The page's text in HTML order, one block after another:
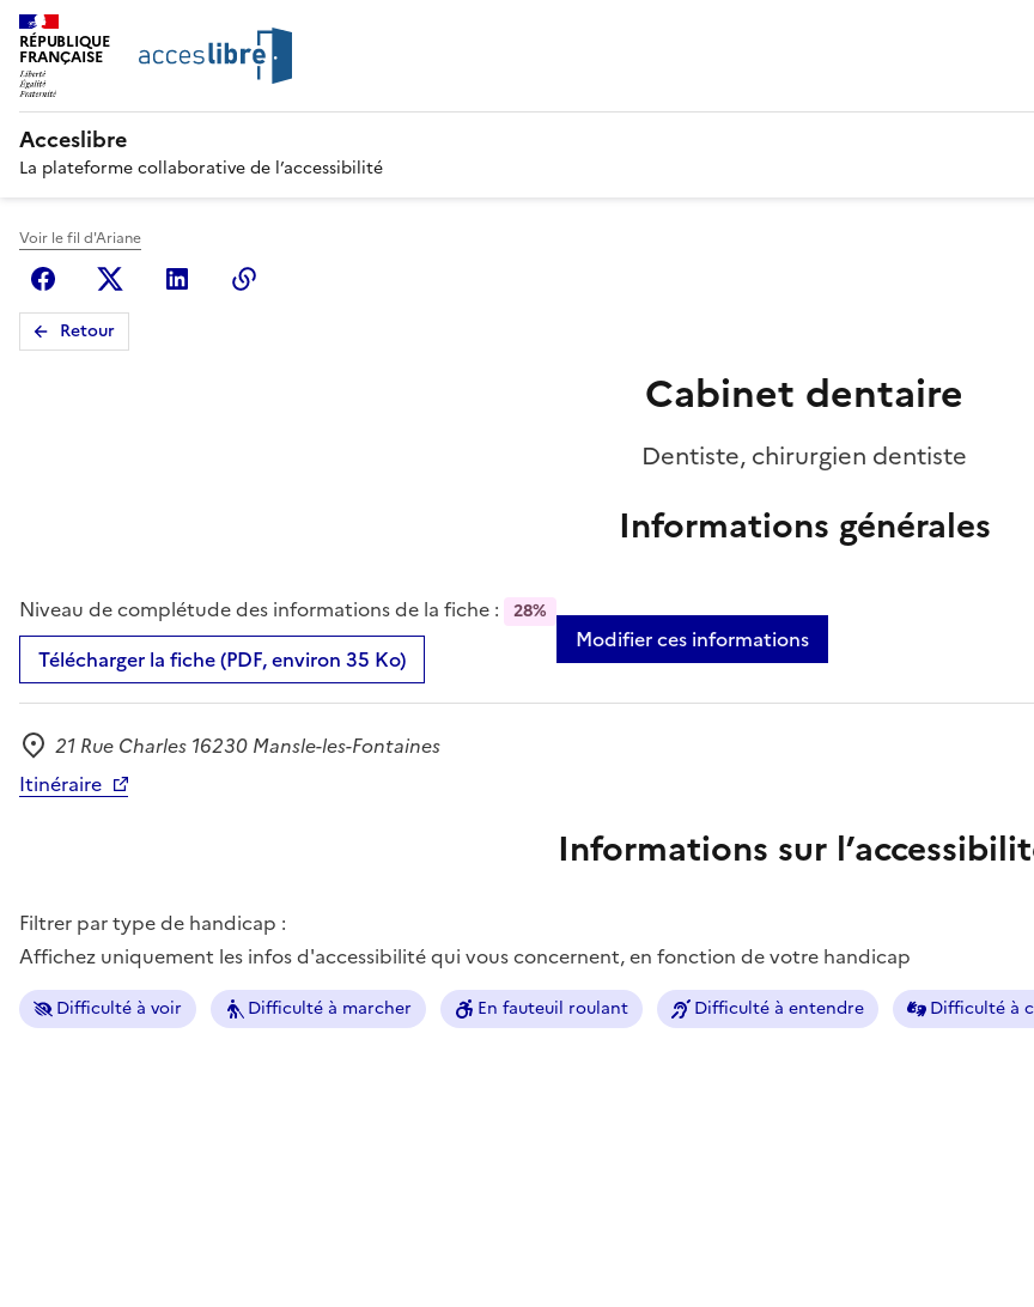
RÉPUBLIQUE
FRANÇAISE
Acceslibre
La plateforme collaborative de l’accessibilité
Voir le fil d'Ariane
FacebookX (anciennement Twitter)
Linkedin
Retour
Cabinet dentaire
Dentiste, chirurgien dentiste
Informations générales
Niveau de complétude des informations de la fiche : 28%
Télécharger la fiche (PDF, environ 35 Ko)
Modifier ces informations
Adresse
21 Rue Charles 16230 Mansle-les-Fontaines
Itinéraire
Informations sur
Filtrer par type de handicap :
Affichez uniquement les infos d'accessibilité qui vous concernent, en fonction de votre handicap
Difficulté à voir Difficulté à marcher En fauteuil roulant Difficulté à entendre Difficulté à